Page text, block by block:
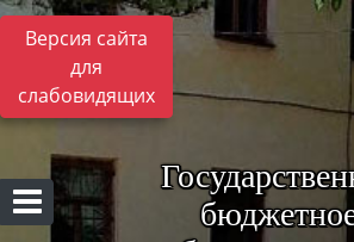
Версия сайта
для
слабовидящих